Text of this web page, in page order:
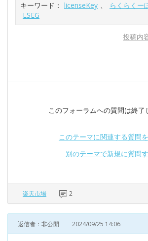
キーワード： licenseKey 、 らくらくー
LSEG
投稿内
このフォーラムへの質問は終了
このテーマに関連する質問
別のテーマで新規に質問
楽天市場 2
返信者：非公開 2024/09/25 14:06